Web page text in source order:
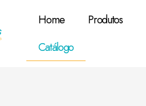
Home Produtos
Catálogo